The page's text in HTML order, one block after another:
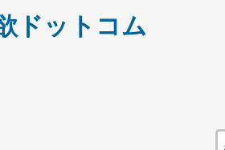
ドットコム